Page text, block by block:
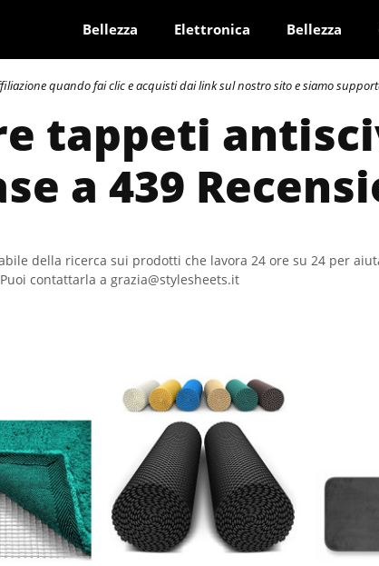
Bellezza Elettronica Bellezza
quando fai clic e acquisti dai link sul nostro sito e siamo
tappeti
a 439
della ricerca sui prodotti che lavora 24 ore su 24 per
contattarla a grazia@stylesheets.it